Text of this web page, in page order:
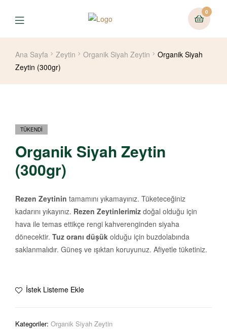
0
Menu
Ana Sayfa Zeytin Organik Siyah Zeytin
Organik Siyah
Zeytin (300gr)
TÜKENDI
Organik Siyah Zeytin
(300gr)
Rezen Zeytinin tamamını yıkamayınız. Tüketeceğiniz
kadarını yıkayınız. Rezen Zeytinlerimiz doğal olduğu için
hava ile temas ettikçe rengi kahverenginden siyaha
dönecektir. Tuz oranı düşük olduğu için buzdolabında
saklanmalıdır. Güneş ve ışıktan koruyunuz. Afiyetle tüketiniz.
İstek Listeme Ekle
Kategoriler: Organik Siyah Zeytin